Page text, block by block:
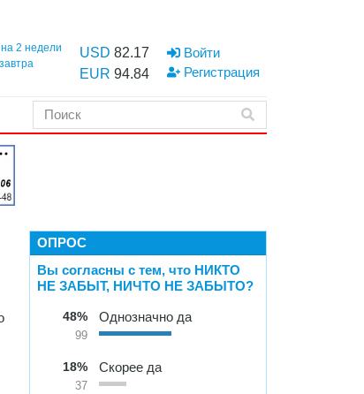
2 недели
USD 82.17
EUR 94.84
Войти
Регистрация
ОПРОС
Вы согласны с тем, что НИКТО
НЕ ЗАБЫТ, НИЧТО НЕ ЗАБЫТО?
48%
99
Однозначно да
18%
37
Скорее да